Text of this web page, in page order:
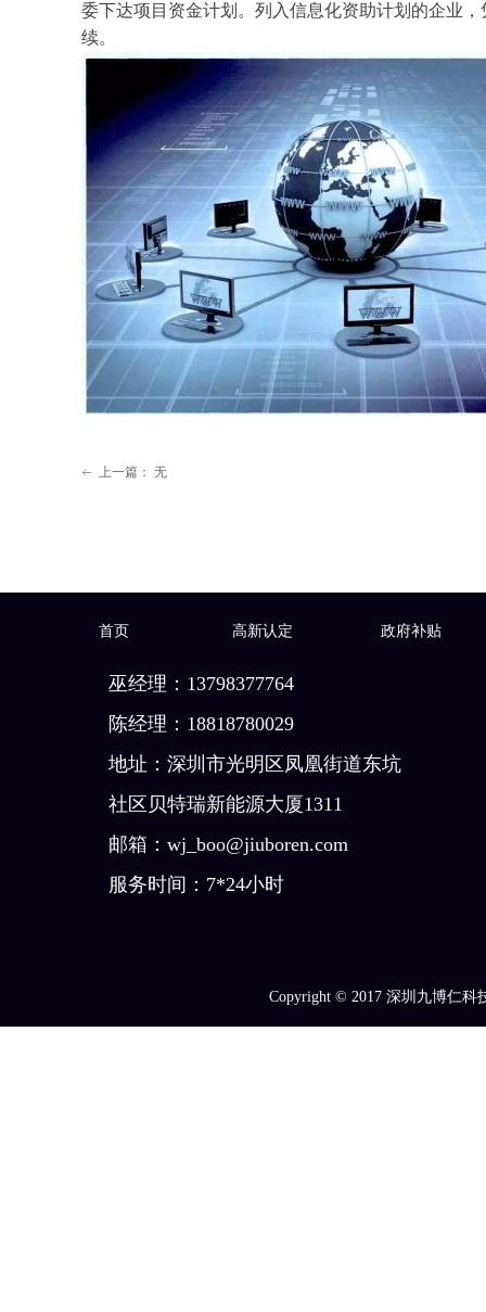
委下达项目资金计划。列入信息化资助计划的企业
续。
ꂃ 上一篇： 无
首页 高新认定 政府补贴
Copyright © 2017 深圳九博仁科
巫经理：13798377764
陈经理：18818780029
地址：深圳市光明区凤凰街道东坑
社区贝特瑞新能源大厦1311
邮箱：wj_boo@jiuboren.com
服务时间：7*24小时